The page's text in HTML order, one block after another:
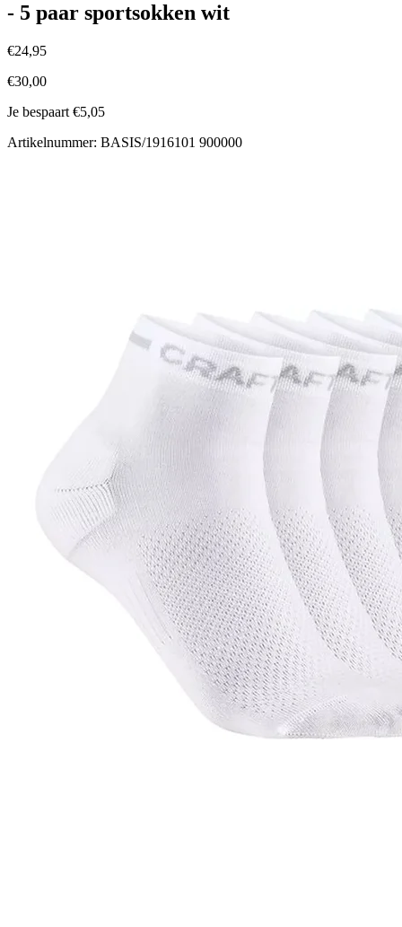
- 5 paar sportsokken wit
€24,95
€30,00
Je bespaart €5,05
Artikelnummer: BASIS/1916101 900000